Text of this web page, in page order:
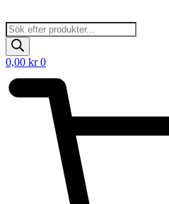
Products
search
0,00 kr 0